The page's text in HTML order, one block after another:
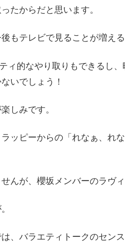
たからだと思います。
もテレビで見ることが増え
ィ的なやり取りもできるし
いでしょう！
しみです。
ッピーからの「れなぁ、れ
んが、櫻坂メンバーのラヴ
、バラエティトークのセン